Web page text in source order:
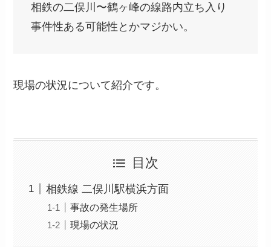
相鉄の二俣川〜鶴ヶ峰の線路内立ち入り
事件性ある可能性とかマジかい。
現場の状況について紹介です。
目次
相鉄線 二俣川駅横浜方面
事故の発生場所
現場の状況